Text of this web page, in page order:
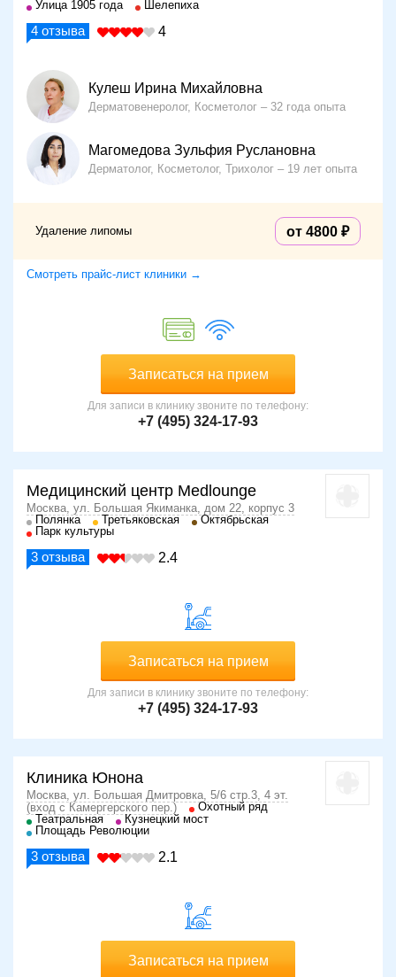
Улица 1905 года
Шелепиха
4 отзыва 4
Кулеш Ирина Михайловна
Дерматовенеролог, Косметолог 32 года опыта
Магомедова Зульфия Руслановна
Дерматолог, Косметолог, Трихолог 19 лет опыта
Удаление липомы от 4800
Смотреть прайс-лист клиники →
Записаться на прием
Для записи в клинику звоните по телефону:
+7 (495) 324-17-93
Медицинский центр Medlounge
Москва, ул. Большая Якиманка, дом 22, корпус 3
Полянка
Третьяковская
Октябрьская
Парк культуры
3 отзыва 2.4
Записаться на прием
Для записи в клинику звоните по телефону:
+7 (495) 324-17-93
Клиника Юнона
Москва, ул. Большая Дмитровка, 5/6 стр.3, 4 эт.
(вход с Камергерского пер.)
Охотный ряд
Театральная
Кузнецкий мост
Площадь Революции
3 отзыва 2.1
Записаться на прием